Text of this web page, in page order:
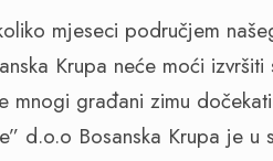
mjeseci područjem
Krupa neće moći
mnogi građani zimu
d.o.o Bosanska Krupa je